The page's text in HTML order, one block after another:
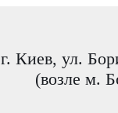
г. Киев, ул.
(возле м.